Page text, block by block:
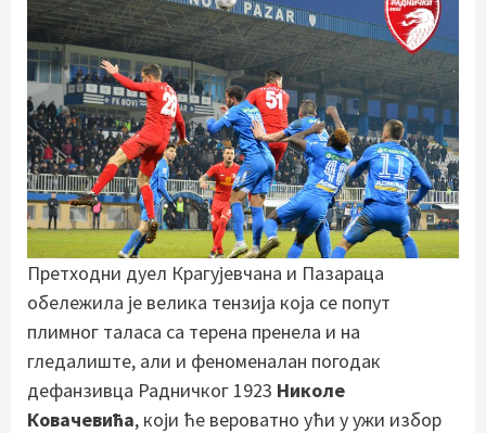
Претходни дуел Крагујевчана и Пазараца
обележила је велика тензија која се попут
плимног таласа са терена пренела и на
гледалиште, али и феноменалан погодак
дефанзивца Радничког 1923 Николе
Ковачевића, који ће вероватно ући у ужи избор